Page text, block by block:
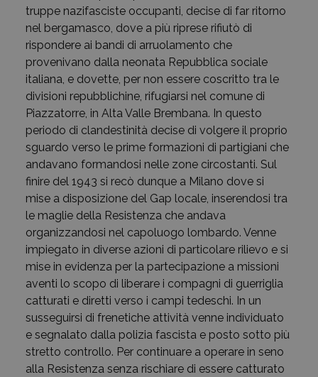
truppe nazifasciste occupanti, decise di far ritorno
nel bergamasco, dove a più riprese rifiutò di
rispondere ai bandi di arruolamento che
provenivano dalla neonata Repubblica sociale
italiana, e dovette, per non essere coscritto tra le
divisioni repubblichine, rifugiarsi nel comune di
Piazzatorre, in Alta Valle Brembana. In questo
periodo di clandestinità decise di volgere il proprio
sguardo verso le prime formazioni di partigiani che
andavano formandosi nelle zone circostanti. Sul
finire del 1943 si recò dunque a Milano dove si
mise a disposizione del Gap locale, inserendosi tra
le maglie della Resistenza che andava
organizzandosi nel capoluogo lombardo. Venne
impiegato in diverse azioni di particolare rilievo e si
mise in evidenza per la partecipazione a missioni
aventi lo scopo di liberare i compagni di guerriglia
catturati e diretti verso i campi tedeschi. In un
susseguirsi di frenetiche attività venne individuato
e segnalato dalla polizia fascista e posto sotto più
stretto controllo. Per continuare a operare in seno
alla Resistenza senza rischiare di essere catturato